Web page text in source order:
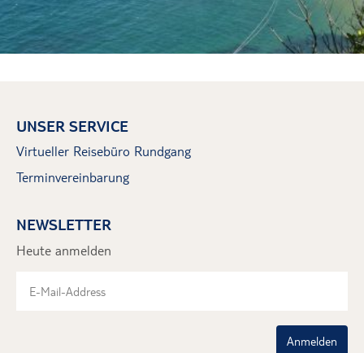
UNSER SERVICE
Virtueller Reisebüro Rundgang
Terminvereinbarung
NEWSLETTER
Heute anmelden
Anmelden